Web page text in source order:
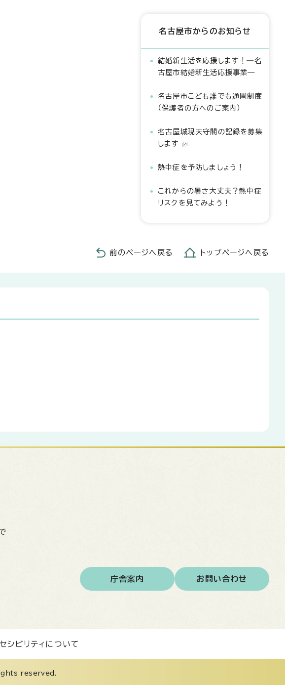
名古屋市からのお知らせ
結婚新生活を応援します！―名
古屋市結婚新生活応援事業―
名古屋市こども誰でも通園制度
（保護者の方へのご案内）
名古屋城現天守閣の記録を募集
します
熱中症を予防しましょう！
これからの暑さ大丈夫？熱中症
リスクを見てみよう！
前のページへ戻る トップページへ戻る
庁舎案内 お問い合わせ
シビリティについて
reserved.